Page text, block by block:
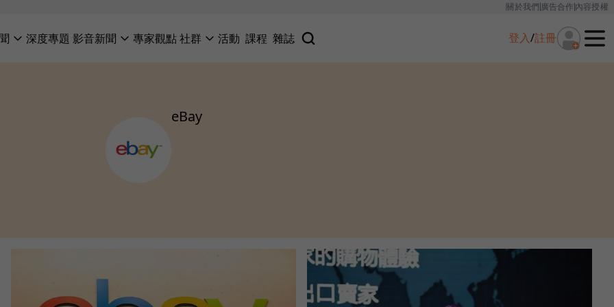
關於我們廣告合作內容授權
深度專題 影音新聞 專家觀點社群 活動 課程 雜誌 登入/註冊
eBay